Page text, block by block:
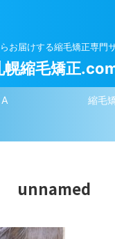
お届けする縮毛矯正専門
幌縮毛矯正
縮毛
unnamed